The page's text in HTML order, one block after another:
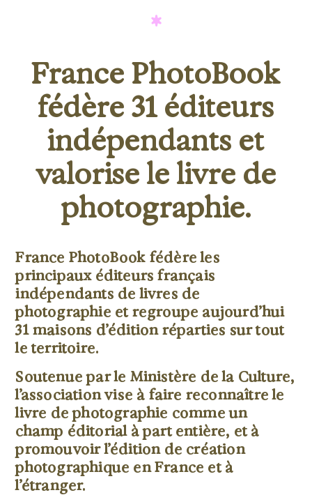
*
France PhotoBook
fédère 31 éditeurs
indépendants et
valorise le livre de
photographie.
France PhotoBook fédère les
principaux éditeurs français
indépendants de livres de
photographie et regroupe aujourd’hui
31 maisons d’édition réparties sur tout
le territoire.
Soutenue par le Ministère de la Culture,
l’association vise à faire reconnaître le
livre de photographie comme un
champ éditorial à part entière, et à
promouvoir l’édition de création
photographique en France et à
l’étranger.